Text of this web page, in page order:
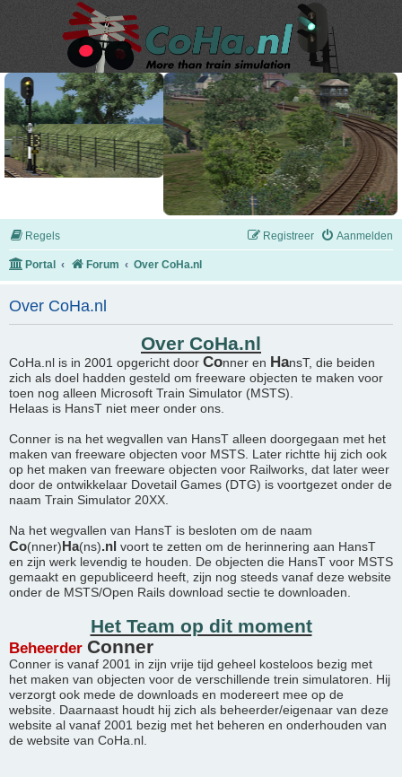
Regels Aanmelden
Registreer
Portal Forum Over CoHa.nl
Over CoHa.nl
Over CoHa.nl
CoHa.nl is in 2001 opgericht door Conner en HansT, die beiden
zich als doel hadden gesteld om freeware objecten te maken voor
toen nog alleen Microsoft Train Simulator (MSTS).
Helaas is HansT niet meer onder ons.
Conner is na het wegvallen van HansT alleen doorgegaan met het
maken van freeware objecten voor MSTS. Later richtte hij zich ook
op het maken van freeware objecten voor Railworks, dat later weer
door de ontwikkelaar Dovetail Games (DTG) is voortgezet onder de
naam Train Simulator 20XX.
Na het wegvallen van HansT is besloten om de naam
Co(nner)Ha(ns).nl voort te zetten om de herinnering aan HansT
en zijn werk levendig te houden. De objecten die HansT voor MSTS
gemaakt en gepubliceerd heeft, zijn nog steeds vanaf deze website
onder de MSTS/Open Rails download sectie te downloaden.
Het Team op dit moment
Beheerder Conner
Conner is vanaf 2001 in zijn vrije tijd geheel kosteloos bezig met
het maken van objecten voor de verschillende trein simulatoren. Hij
verzorgt ook mede de downloads en modereert mee op de
website. Daarnaast houdt hij zich als beheerder/eigenaar van deze
website al vanaf 2001 bezig met het beheren en onderhouden van
de website van CoHa.nl.